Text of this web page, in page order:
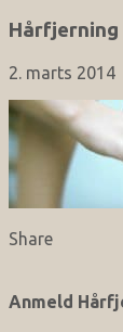
Hårfjerning
2. marts 2014
Share
Anmeld